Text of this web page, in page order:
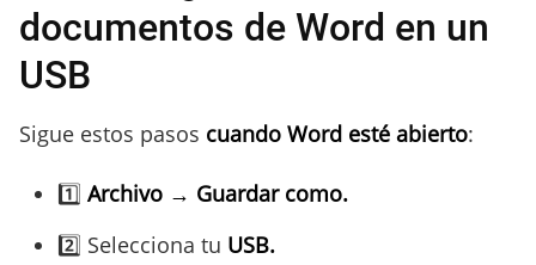
documentos de Word en un
USB
Sigue estos pasos cuando Word esté abierto:
1️⃣ Archivo → Guardar como.
2️⃣ Selecciona tu USB.